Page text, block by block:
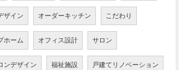
ザイン オーダーキッチン こだわり
ホーム オフィス設計 サロン
ンデザイン 福祉施設 戸建てリノベーション